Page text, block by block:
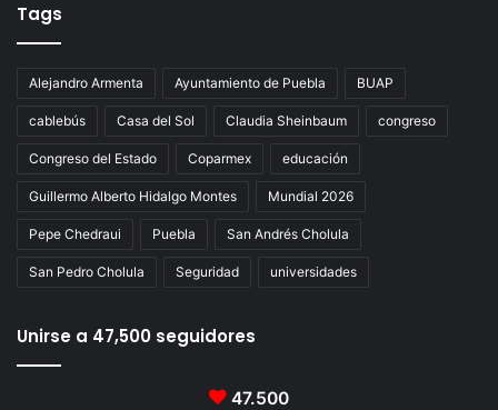
Tags
Alejandro Armenta Ayuntamiento de Puebla BUAP
cablebús Casa del Sol Claudia Sheinbaum congreso
Congreso del Estado Coparmex educación
Guillermo Alberto Hidalgo Montes Mundial 2026
Pepe Chedraui Puebla San Andrés Cholula
San Pedro Cholula Seguridad universidades
Unirse a 47,500 seguidores
47.500